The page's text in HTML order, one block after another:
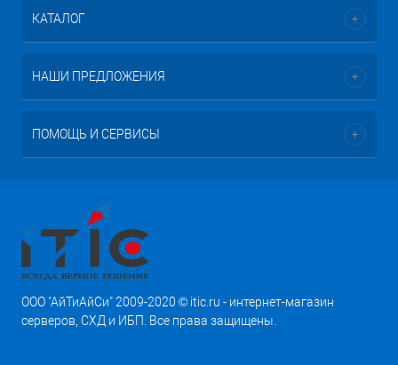
КАТАЛОГ
НАШИ ПРЕДЛОЖЕНИЯ
ПОМОЩЬ И СЕРВИСЫ
ООО "АйТиАйСи" 2009-2020 © itic.ru - интернет-магазин
серверов, СХД и ИБП. Все права защищены.